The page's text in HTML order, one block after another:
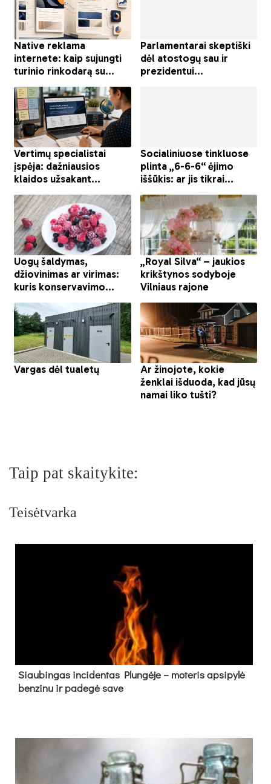
Taip pat skaitykite:
Teisėtvarka
Siau­bin­gas in­ci­den­tas Plun­gė­je – mo­te­ris ap­si­py­lė
ben­zi­nu ir pa­de­gė sa­ve